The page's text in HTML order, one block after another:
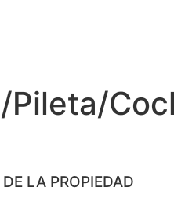
Pileta/
LA PROPIEDAD